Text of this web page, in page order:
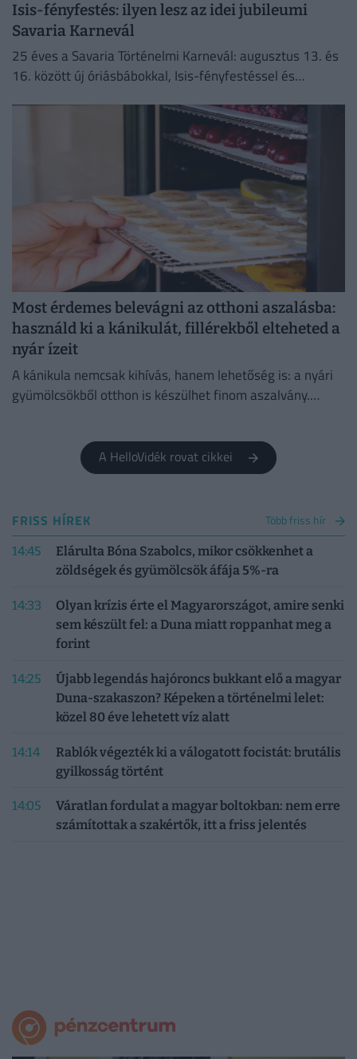
Isis-fényfestés: ilyen lesz az idei jubileumi
Savaria Karnevál
25 éves a Savaria Történelmi Karnevál: augusztus 13. és
16. között új óriásbábokkal, Isis-fényfestéssel és
Most érdemes belevágni az otthoni aszalásba:
használd ki a kánikulát, fillérekből elteheted a
nyár ízeit
A kánikula nemcsak kihívás, hanem lehetőség is: a nyári
gyümölcsökből otthon is készülhet finom aszalvány.
A HelloVidék rovat cikkei
FRISS HÍREK Több friss hír
14:45
Elárulta Bóna Szabolcs, mikor csökkenhet a
zöldségek és gyümölcsök áfája 5%-ra
14:33
Olyan krízis érte el Magyarországot, amire senki
sem készült fel: a Duna miatt roppanhat meg a
forint
14:25
Újabb legendás hajóroncs bukkant elő a magyar
Duna-szakaszon? Képeken a történelmi lelet:
közel 80 éve lehetett víz alatt
14:14
Rablók végezték ki a válogatott focistát: brutális
gyilkosság történt
14:05
Váratlan fordulat a magyar boltokban: nem erre
számítottak a szakértők, itt a friss jelentés